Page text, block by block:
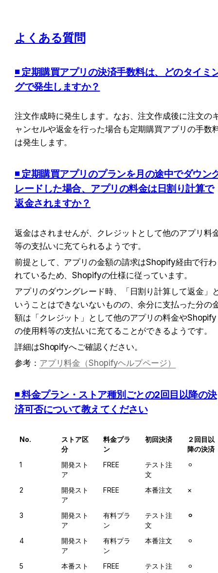
よくある質問
◾️ 定期購買アプリの決済手数料は、どのタイミ
グで発生しますか？
注文作成時に発生します。なお、注文作成後に注文の
ャンセルや返金を行った場合も定期購買アプリの手数
は発生します。
◾️ 定期購買アプリのプランを月の途中でダウン
レードした場合、アプリの料金は日割り計算で
返金されますか？
返金はされませんが、クレジットとして他のアプリ料
等の支払いに充てられるようです。
前提として、アプリの金額の請求はShopify経由で行わ
れているため、Shopifyの仕様に従っています。
アプリのダウングレード時、「日割り計算して返金」
いうことはできないないものの、余分に支払った分の
額は「クレジット」として他のアプリの料金やShopify
の使用料等の支払いに充てることができるようです。
詳細はShopifyへご確認ください。
参考： アプリ料金（Shopifyヘルプページ）
◾️ 料金プラン・ストア種別ごとの2回目以降の決
済可否について教えてください
No.
ストア区
分
料金プラ
ン
初回決済
２回目以
降の決済
1
開発スト
ア
FREE
テスト注
文
⚪︎
2
開発スト
ア
FREE 本番注文 ×
3
開発スト
ア
有料プラ
ン
テスト注
文
⚪︎
4
開発スト
ア
有料プラ
ン
本番注文 ⚪︎
5
本番スト
FREE
テスト注
⚪︎